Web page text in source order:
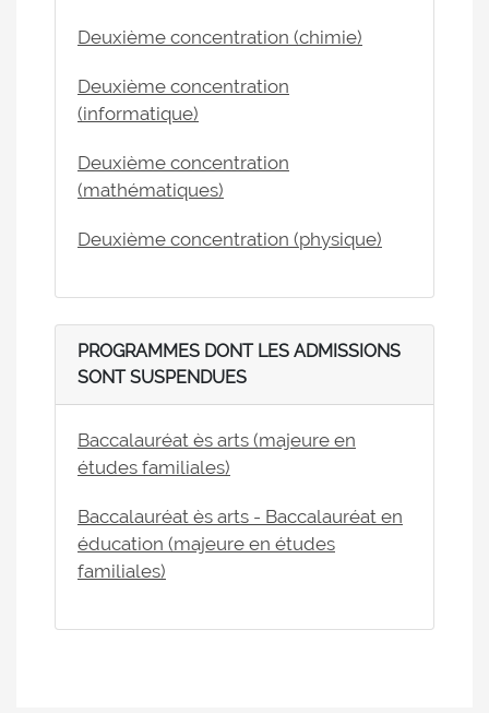
Deuxième concentration (chimie)
Deuxième concentration
(informatique)
Deuxième concentration
(mathématiques)
Deuxième concentration (physique)
PROGRAMMES DONT LES ADMISSIONS
SONT SUSPENDUES
Baccalauréat ès arts (majeure en
études familiales)
Baccalauréat ès arts - Baccalauréat en
éducation (majeure en études
familiales)